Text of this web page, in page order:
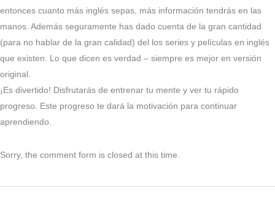
entonces cuanto más inglés sepas, más información tendrás en las
manos. Además seguramente has dado cuenta de la gran cantidad
(para no hablar de la gran calidad) del los series y películas en inglés
que existen. Lo que dicen es verdad – siempre es mejor en versión
original.
¡Es divertido! Disfrutarás de entrenar tu mente y ver tu rápido
progreso. Este progreso te dará la motivación para continuar
aprendiendo.
Sorry, the comment form is closed at this time.